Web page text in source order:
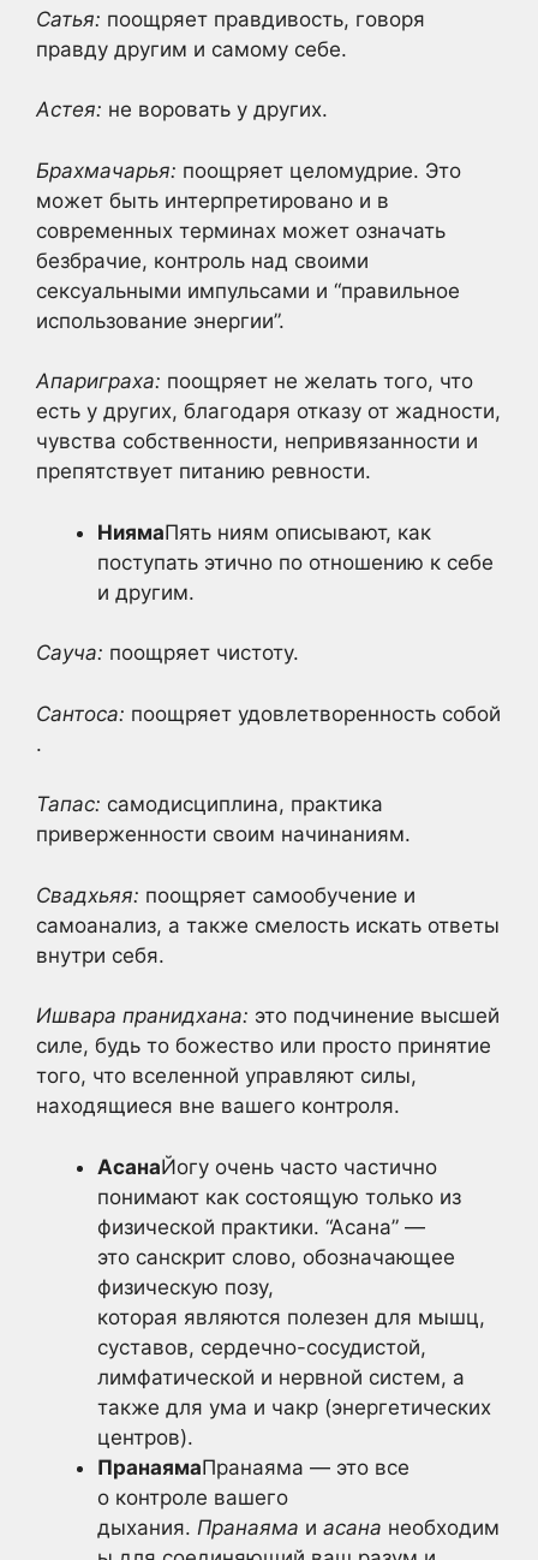
Сатья: поощряет правдивость, говоря
правду другим и самому себе.
Астея: не воровать у других.
Брахмачарья: поощряет целомудрие. Это
может быть интерпретировано и в
современных терминах может означать
безбрачие, контроль над своими
сексуальными импульсами и “правильное
использование энергии”.
Апариграха: поощряет не желать того, что
есть у других, благодаря отказу от жадности,
чувства собственности, непривязанности и
препятствует питанию ревности.
НиямаПять ниям описывают, как
поступать этично по отношению к себе
и другим.
Сауча: поощряет чистоту.
Сантоса: поощряет удовлетворенность собой
.
Тапас: самодисциплина, практика
приверженности своим начинаниям.
Свадхьяя: поощряет самообучение и
самоанализ, а также смелость искать ответы
внутри себя.
Ишвара пранидхана: это подчинение высшей
силе, будь то божество или просто принятие
того, что вселенной управляют силы,
находящиеся вне вашего контроля.
АсанаЙогу очень часто частично
понимают как состоящую только из
физической практики. “Асана” —
это санскрит слово, обозначающее
физическую позу,
которая являются полезен для мышц,
суставов, сердечно-сосудистой,
лимфатической и нервной систем, а
также для ума и чакр (энергетических
центров).
ПранаямаПранаяма — это все
о контроле вашего
дыхания. Пранаяма и асана необходим